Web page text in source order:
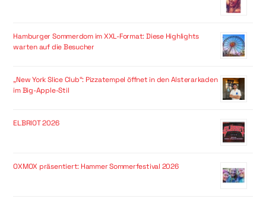
Hamburger Sommerdom im XXL-Format: Diese Highlights
warten auf die Besucher
„New York Slice Club“: Pizzatempel öffnet in den Alsterarkaden
im Big-Apple-Stil
ELBRIOT 2026
OXMOX präsentiert: Hammer Sommerfestival 2026